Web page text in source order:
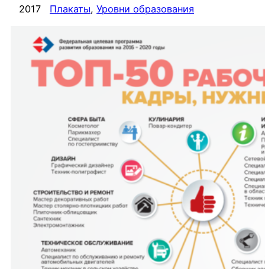
2017
Плакаты, Уровни образования